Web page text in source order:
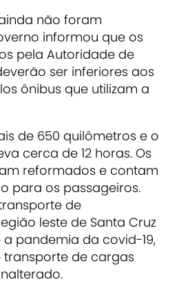
não foram
informou que os
pela Autoridade de
ser inferiores aos
ônibus que utilizam a
de 650 quilômetros e o
cerca de 12 horas. Os
reformados e contam
para os passageiros.
de
leste de Santa Cruz
pandemia da covid-19,
de cargas